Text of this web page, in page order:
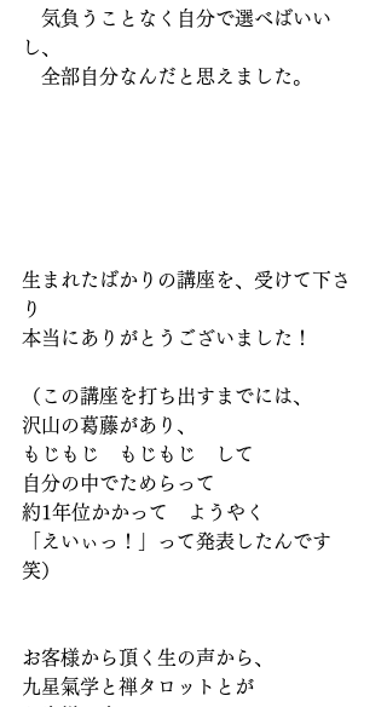
気負うことなく自分で選べばいい
し、
全部自分なんだと思えました。
生まれたばかりの講座を、受けて下さ
り
本当にありがとうございました！
（この講座を打ち出すまでには、
沢山の葛藤があり、
もじもじ　もじもじ　して
自分の中でためらって
約1年位かかって　ようやく
「えいぃっ！」って発表したんです
笑）
お客様から頂く生の声から、
九星氣学と禅タロットとが